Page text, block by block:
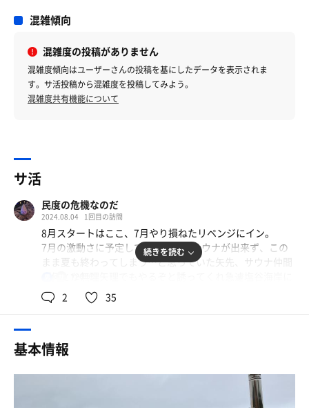
混雑傾向
混雑度の投稿がありません
混雑度傾向はユーザーさんの投稿を基にしたデータを表示されま
す。サ活投稿から混雑度を投稿してみよう。
混雑度共有機能について
サ活
民度の危機なのだ
2024.08.04 1回目の訪問
8月スタートはここ、7月やり損ねたリベンジにイン。
7月の激動さに予定していたテントサウナが出来ず、この
まま夏も終わってしまう…と思っていた矢先、サウナ仲間
て初の海サウナ開催致しました！
前回あいにくの雨の中の悪条件だったので今回はなんとか
雨さえ降らなければやれると強行！
に入れて着火。天気も良くないしそんなに熱くならないだ
ろと油断して蒸らしていたら…温度計120度オーバーで測
続きを読む
2 35
基本情報